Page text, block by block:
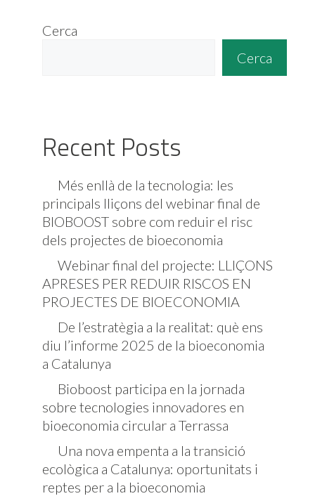
Cerca
Cerca
Recent Posts
Més enllà de la tecnologia: les
principals lliçons del webinar final de
BIOBOOST sobre com reduir el risc
dels projectes de bioeconomia
Webinar final del projecte: LLIÇONS
APRESES PER REDUIR RISCOS EN
PROJECTES DE BIOECONOMIA
De l’estratègia a la realitat: què ens
diu l’informe 2025 de la bioeconomia
a Catalunya
Bioboost participa en la jornada
sobre tecnologies innovadores en
bioeconomia circular a Terrassa
Una nova empenta a la transició
ecològica a Catalunya: oportunitats i
reptes per a la bioeconomia